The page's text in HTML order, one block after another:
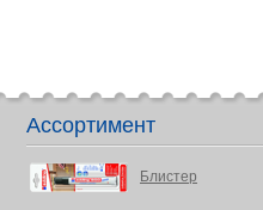
Ассортимент
Блистер